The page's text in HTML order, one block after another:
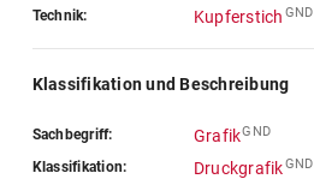
Technik: Kupferstich GND
Klassifikation und Beschreibung
Sachbegriff: GrafikGND
Klassifikation: DruckgrafikGND